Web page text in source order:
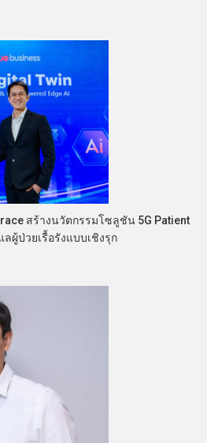
สร้างนวัตกรรมโซลูชัน 5G Patient
ผู้ป่วยเรื้อรังแบบเชิงรุก